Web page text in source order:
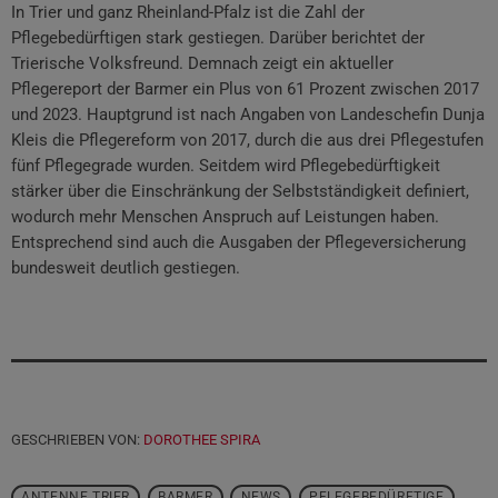
In Trier und ganz Rheinland-Pfalz ist die Zahl der
Pflegebedürftigen stark gestiegen. Darüber berichtet der
Trierische Volksfreund. Demnach zeigt ein aktueller
Pflegereport der Barmer ein Plus von 61 Prozent zwischen 2017
und 2023. Hauptgrund ist nach Angaben von Landeschefin Dunja
Kleis die Pflegereform von 2017, durch die aus drei Pflegestufen
fünf Pflegegrade wurden. Seitdem wird Pflegebedürftigkeit
stärker über die Einschränkung der Selbstständigkeit definiert,
wodurch mehr Menschen Anspruch auf Leistungen haben.
Entsprechend sind auch die Ausgaben der Pflegeversicherung
bundesweit deutlich gestiegen.
GESCHRIEBEN VON: DOROTHEE SPIRA